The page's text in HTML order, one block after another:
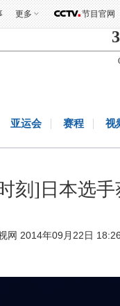
更多 节目官网
亚运会 赛程 视
刻]日本选
网 2014年09月22日